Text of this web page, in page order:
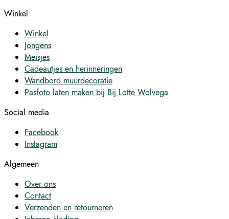
Winkel
Winkel
Jongens
Meisjes
Cadeautjes en herinneringen
Wandbord muurdecoratie
Pasfoto laten maken bij Bij Lotte Wolvega
Social media
Facebook
Instagram
Algemeen
Over ons
Contact
Verzenden en retourneren